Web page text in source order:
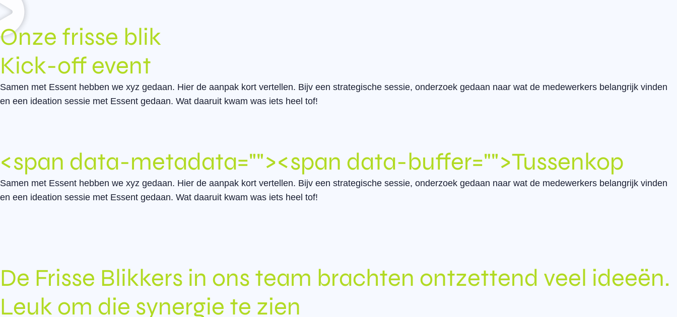
Onze frisse blik
Kick-off event
Samen met Essent hebben we xyz gedaan. Hier de aanpak kort vertellen. Bijv een strategische sessie, onderzoek gedaan naar wat de medewerkers belangrijk vinden
en een ideation sessie met Essent gedaan. Wat daaruit kwam was iets heel tof!
<span data-metadata=""><span data-buffer="">Tussenkop
Samen met Essent hebben we xyz gedaan. Hier de aanpak kort vertellen. Bijv een strategische sessie, onderzoek gedaan naar wat de medewerkers belangrijk vinden
en een ideation sessie met Essent gedaan. Wat daaruit kwam was iets heel tof!
De Frisse Blikkers in ons team brachten ontzettend veel ideeën.
Leuk om die synergie te zien